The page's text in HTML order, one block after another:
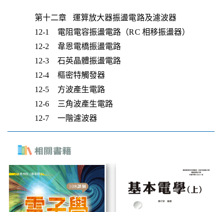
第十二章 運算放大器振盪電路及濾波器
12-1 電阻電容振盪電路（RC 相移振盪器）
12-2 韋恩電橋振盪電路
12-3 石英晶體振盪電路
12-4 樞密特觸發器
12-5 方波產生電路
12-6 三角波產生電路
12-7 一階濾波器